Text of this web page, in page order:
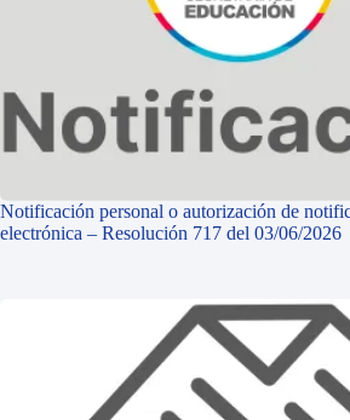
Notificación personal o autorización de
electrónica – Resolución 717 del 03/06/2026